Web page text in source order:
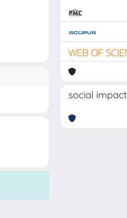
social impact